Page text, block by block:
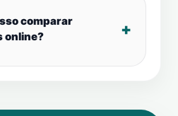
comparar
online?